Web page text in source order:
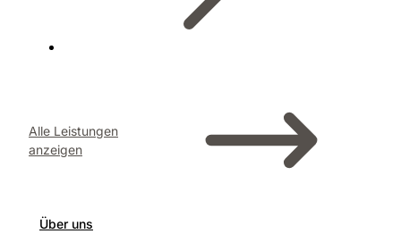
Alle Leistungen
anzeigen
Über uns